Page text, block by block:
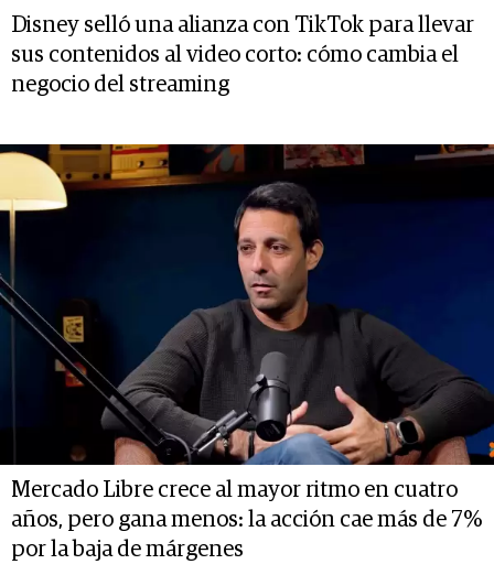
Disney selló una alianza con TikTok para llevar
sus contenidos al video corto: cómo cambia el
negocio del streaming
Mercado Libre crece al mayor ritmo en cuatro
años, pero gana menos: la acción cae más de 7%
por la baja de márgenes